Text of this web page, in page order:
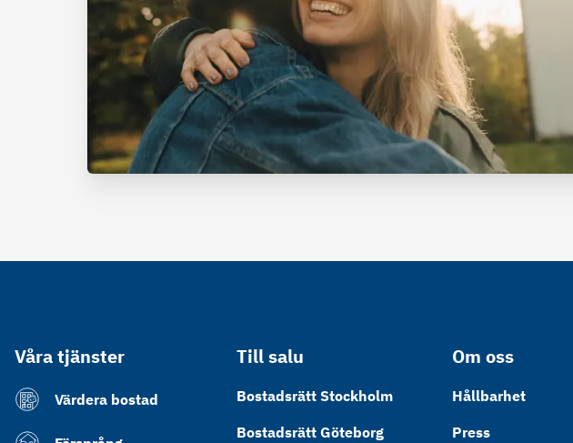
Våra tjänster
Värdera bostad
Till salu
Bostadsrätt Stockholm
Bostadsrätt Göteborg
Om oss
Hållbarhet
Press